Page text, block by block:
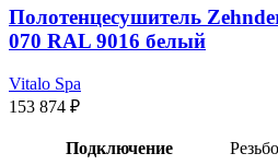
Полотенцесушитель
070 RAL 9016 белый
Vitalo Spa
153 874 ₽
Подключение